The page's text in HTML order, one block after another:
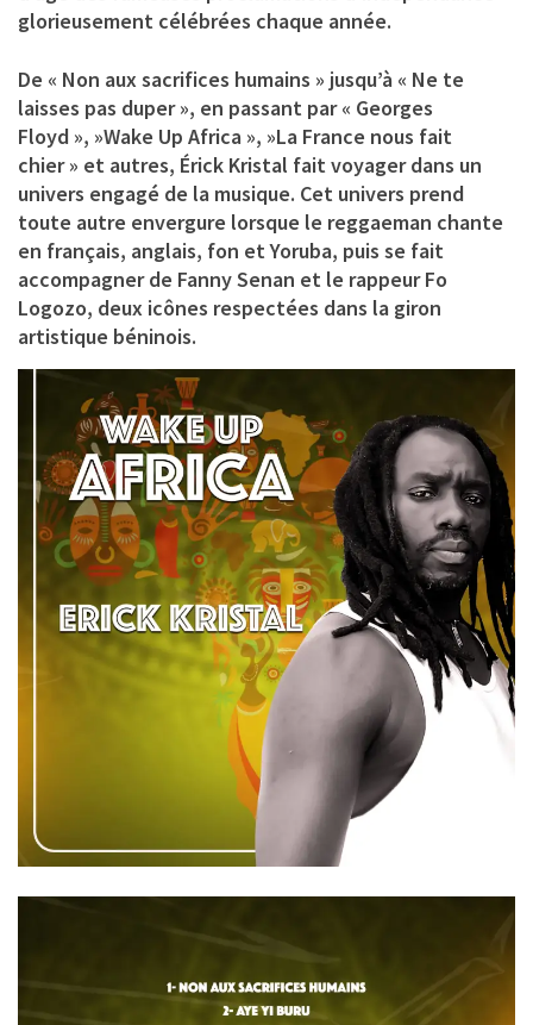
glorieusement célébrées chaque année.
De « Non aux sacrifices humains » jusqu’à « Ne te
laisses pas duper », en passant par« Georges
Floyd », »Wake Up Africa », »La France nous fait
chier » et autres, Érick Kristal fait voyager dans un
univers engagé de la musique. Cet univers prend
toute autre envergure lorsque le reggaeman chante
en français, anglais, fon et Yoruba, puis se fait
accompagner de Fanny Senan et le rappeur Fo
Logozo, deux icônes respectées dans la giron
artistique béninois.